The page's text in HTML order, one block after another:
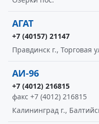
АГАТ
+7 (40157) 21147
Правдинск г., Торговая
АИ-96
+7 (4012) 216815
факс +7 (4012) 216815
Калининград г.,